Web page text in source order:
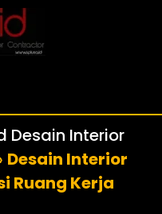
Desain Interior
Desain Interior
Ruang Kerja